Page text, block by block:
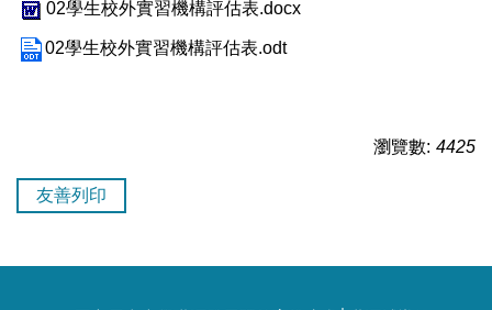
02學生校外實習機構評估表.docx
02學生校外實習機構評估表.odt
瀏覽數: 4425
友善列印